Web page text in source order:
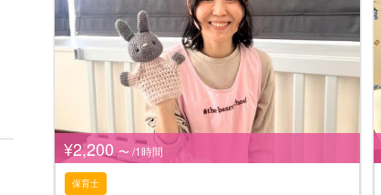
¥2,200 〜 /1時間
保育士